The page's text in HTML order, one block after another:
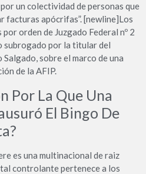
un colectividad de personas que
facturas apócrifas”. [newline]Los
orden de Juzgado Federal nº 2
subrogado por la titular del
sobre el marco de una
de la AFIP.
Por La Que Una
El Bingo De
es una multinacional de raiz
controlante pertenece a los